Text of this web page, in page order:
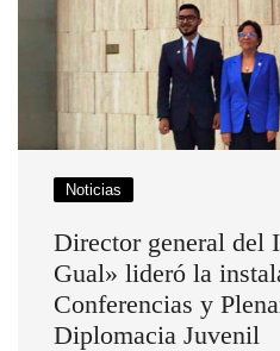
Noticias
Director general del
Gual» lideró la
Conferencias y
Diplomacia Juvenil